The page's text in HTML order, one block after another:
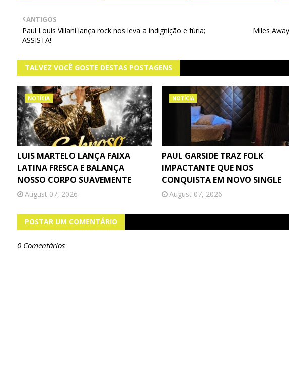
Miles
ANTIGOS
Paul Louis Villani lança rock nos leva a indignição e fúria;
ASSISTA!
TALVEZ VOCÊ GOSTE DESTAS POSTAGENS
NOTÍCIA
LUIS MARTELO LANÇA FAIXA
LATINA FRESCA E BALANÇA
NOSSO CORPO SUAVEMENTE
August 07, 2026
NOTÍCIA
PAUL GARSIDE TRAZ FOLK
IMPACTANTE QUE NOS
CONQUISTA EM NOVO SINGLE
August 07, 2026
POSTAR UM COMENTÁRIO
0 Comentários